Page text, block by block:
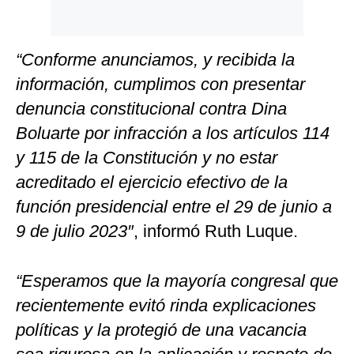
“Conforme anunciamos, y recibida la
información, cumplimos con presentar
denuncia constitucional contra Dina
Boluarte por infracción a los artículos 114
y 115 de la Constitución y no estar
acreditado el ejercicio efectivo de la
función presidencial entre el 29 de junio a
9 de julio 2023″, informó Ruth Luque.
“Esperamos que la mayoría congresal que
recientemente evitó rinda explicaciones
políticas y la protegió de una vacancia